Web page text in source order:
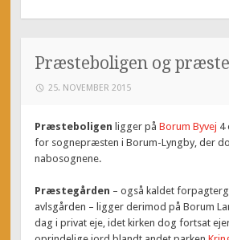
Præsteboligen og
25. NOVEMBER 2015
Præsteboligen ligger påBorum Byvej 4
for sognepræsten i Borum-Lyngby, der
nabosognene.
Præstegården – også kaldet
avlsgården – ligger derimod på Borum
dag i privat eje, idet kirken dog fortsat